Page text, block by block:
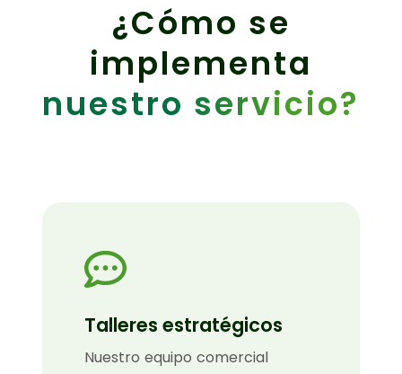
¿Cómo se
implementa
nuestro servicio?
Talleres estratégicos
Nuestro equipo comercial